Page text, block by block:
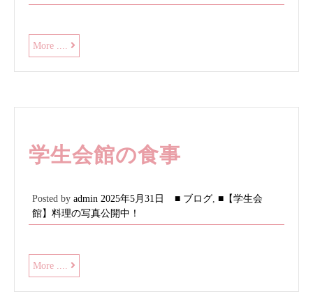
More .... お
知
ら
学生会館の食事
Posted by admin 2025年5月31日 ■ ブログ ■【学生会
館】料理の写真公開中！
More .... 学
生
会